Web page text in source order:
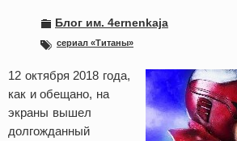
Блог им. 4ernenkaja
сериал «Титаны»
12 октября 2018 года,
как и обещано, на
экраны вышел
долгожданный